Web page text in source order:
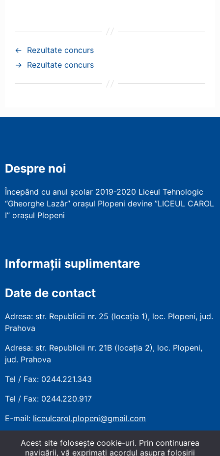
← Rezultate concurs
→ Rezultate concurs
Despre noi
Începând cu anul școlar 2019-2020 Liceul Tehnologic
“Gheorghe Lazăr” orașul Plopeni devine ”LICEUL CAROL
I” orașul Plopeni
Informații suplimentare
Date de contact
Adresa: str. Republicii nr. 25 (locația 1), loc. Plopeni, jud.
Prahova
Adresa: str. Republicii nr. 21B (locația 2), loc. Plopeni,
jud. Prahova
Tel / Fax: 0244.221.343
Tel / Fax: 0244.220.917
E-mail: liceulcarol.plopeni@gmail.com
Acest site foloseşte cookie-uri. Prin continuarea
navigării, vă exprimaţi acordul asupra folosirii